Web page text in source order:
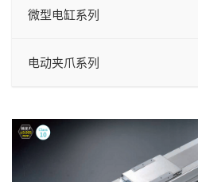
微型电缸系列
电动夹爪系列